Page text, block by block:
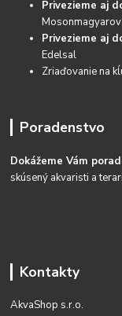
Privezieme aj
Privezieme aj
Edelsal
Zriaďovanie na
Poradenstvo
Dokážeme Vám
skúsený akvaristi a
Kontakty
AkvaShop s.r.o.